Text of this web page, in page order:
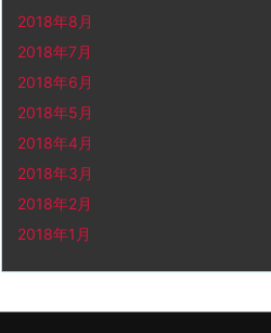
2018年8月
2018年7月
2018年6月
2018年5月
2018年4月
2018年3月
2018年2月
2018年1月